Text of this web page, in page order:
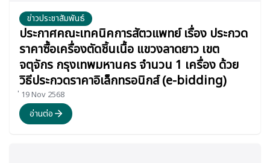
ข่าวประชาสัมพันธ์
ประกาศคณะเทคนิคการสัตวแพทย์ เรื่อง ประกวด
ราคาซื้อเครื่องตัดชิ้นเนื้อ แขวงลาดยาว เขต
จตุจักร กรุงเทพมหานคร จำนวน 1 เครื่อง ด้วย
วิธีประกวดราคาอิเล็กทรอนิกส์ (e-bidding)
่ 19 Nov 2568
อ่านต่อ